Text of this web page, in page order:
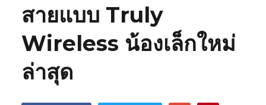
สายแบบ Truly
Wireless น้องเล็กใหม่
ล่าสุด